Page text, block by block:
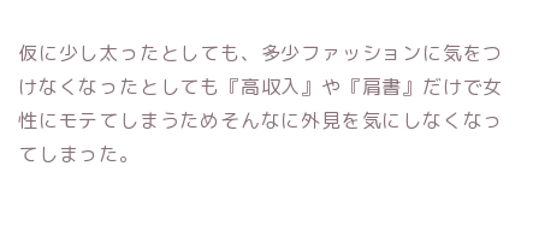
仮に少し太ったとしても、多少ファッションに気をつ
けなくなったとしても『高収入』や『肩書』だけで女
性にモテてしまうためそんなに外見を気にしなくなっ
てしまった。